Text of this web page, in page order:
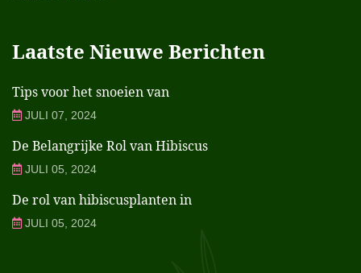
Laatste Nieuwe Berichten
Tips voor het snoeien van
JULI 07, 2024
De Belangrijke Rol van Hibiscus
JULI 05, 2024
De rol van hibiscusplanten in
JULI 05, 2024